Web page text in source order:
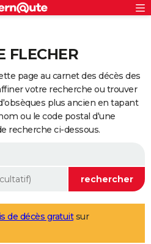
FLECHER
page au carnet des décès des
votre recherche ou trouver
plus ancien en tapant
ou le code postal d'une
recherche ci-dessous.
de décès gratuitsur